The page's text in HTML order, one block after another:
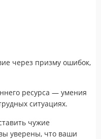
через призму ошибок,
ресурса — умения
ситуациях.
чужие
уверены, что ваши